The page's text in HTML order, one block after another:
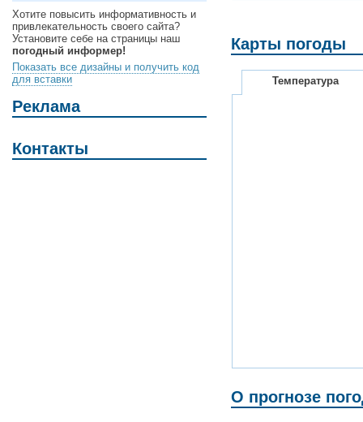
Хотите повысить информативность и
привлекательность своего сайта?
Установите себе на страницы наш
погодный информер!
Показать все дизайны и получить код
для вставки
Реклама
Контакты
Карты погоды
Температура
О прогнозе